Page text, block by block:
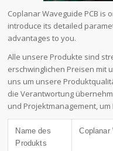
Coplanar Waveguide PCB is
introduce its detailed
advantages to you.
Alle unsere Produkte sind
erschwinglichen Preisen mit
uns um unsere
die Verantwortung
und Projektmanagement,
Name des
Produkts
Coplanar